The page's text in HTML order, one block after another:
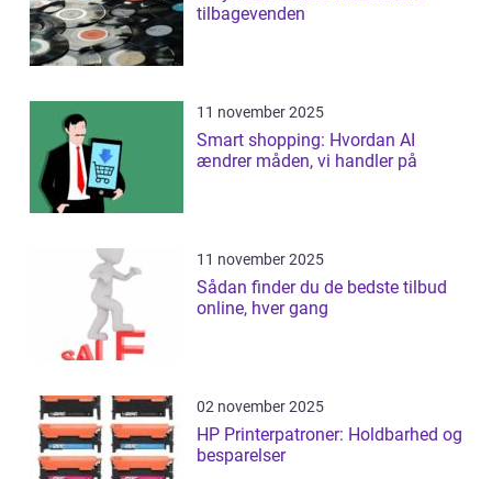
tilbagevenden
11 november 2025
Smart shopping: Hvordan AI
ændrer måden, vi handler på
11 november 2025
Sådan finder du de bedste tilbud
online, hver gang
02 november 2025
HP Printerpatroner: Holdbarhed og
besparelser